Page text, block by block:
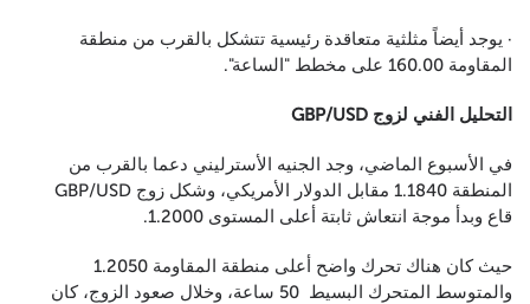
· يوجد أيضاً مثلثية متعاقدة رئيسية تتشكل بالقرب من منطقة
المقاومة 160.00 على مخطط "الساعة".
التحليل الفني لزوج GBP/USD
في الأسبوع الماضي، وجد الجنيه الأسترليني دعما بالقرب من
المنطقة 1.1840 مقابل الدولار الأمريكي، وشكل زوج GBP/USD
قاع وبدأ موجة انتعاش ثابتة أعلى المستوى 1.2000.
حيث كان هناك تحرك واضح أعلى منطقة المقاومة 1.2050
والمتوسط المتحرك البسيط 50 ساعة، وخلال صعود الزوج، كان